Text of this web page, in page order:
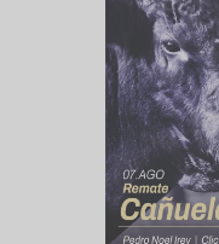
que
se
a la
de